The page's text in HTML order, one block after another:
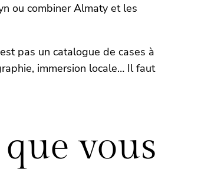
ou combiner Almaty et les
pas un catalogue de cases à
immersion locale… Il faut
vous